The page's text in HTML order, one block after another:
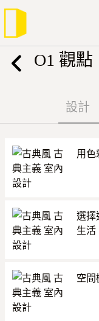
跳
主
O1 觀點
設計
用色
選擇
生活
空間